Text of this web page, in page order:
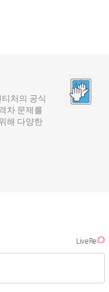
처의 공식
차 문제를
해 다양한